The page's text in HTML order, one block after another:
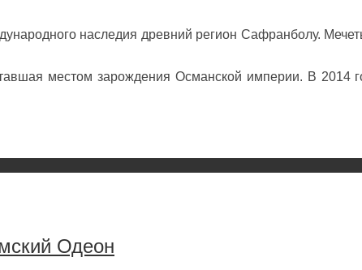
наследия древний регион Сафранболу.
местом зарождения Османской империи. В 2014
Одеон